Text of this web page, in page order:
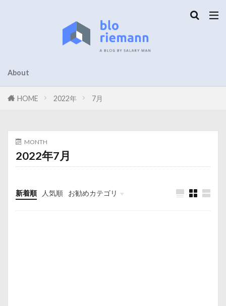
About
HOME 2022年 7月
MONTH
2022年7月
新着順 人気順 お勧めカテゴリ
未分類